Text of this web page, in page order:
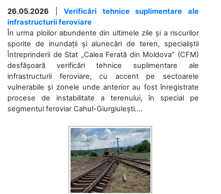
26.05.2026 |Verificări tehnice suplimentare ale
infrastructurii feroviare
În urma ploilor abundente din ultimele zile și a riscurilor
sporite de inundații și alunecări de teren, specialiștii
Întreprinderii de Stat „Calea Ferată din Moldova” (CFM)
desfășoară verificări tehnice suplimentare ale
infrastructurii feroviare, cu accent pe sectoarele
vulnerabile și zonele unde anterior au fost înregistrate
procese de instabilitate a terenului, în special pe
segmentul feroviar Cahul-Giurgiulești....